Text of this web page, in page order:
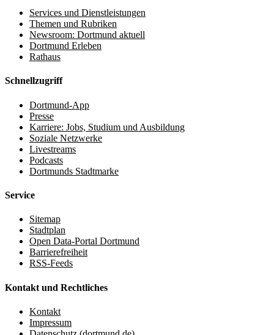
Services und Dienstleistungen
Themen und Rubriken
Newsroom: Dortmund aktuell
Dortmund Erleben
Rathaus
Schnellzugriff
Dortmund-App
Presse
Karriere: Jobs, Studium und Ausbildung
Soziale Netzwerke
Livestreams
Podcasts
Dortmunds Stadtmarke
Service
Sitemap
Stadtplan
Open Data-Portal Dortmund
Barrierefreiheit
RSS-Feeds
Kontakt und Rechtliches
Kontakt
Impressum